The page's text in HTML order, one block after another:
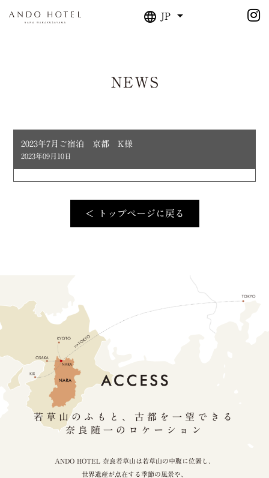
JP
NEWS
2023年7月ご宿泊 京都 K様
2023年09月10日
＜ トップページに戻る
若草山のふもと、古都を一望できる
奈良随一のロケーション
ANDO HOTEL 奈良若草山は若草山の中腹に位置し、
世界遺産が点在する季節の風景や、